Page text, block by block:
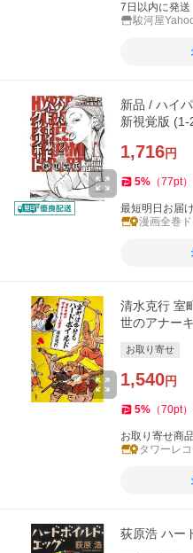
7日以内に発送
駿河屋
新品 / ハイ
新視覚版 (1-
1,716円
5% （77pt）
最短明日お届け
漫画全巻
清水克行 室
世のアナー
お取り寄せ
1,540円
5% （70pt）
お取り寄せ商品
タワーレ
荻原浩 ハー